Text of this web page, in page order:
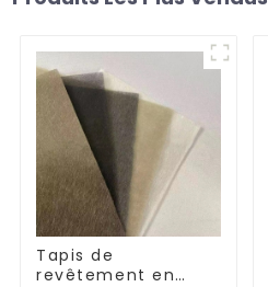
Tapis de
revêtement en